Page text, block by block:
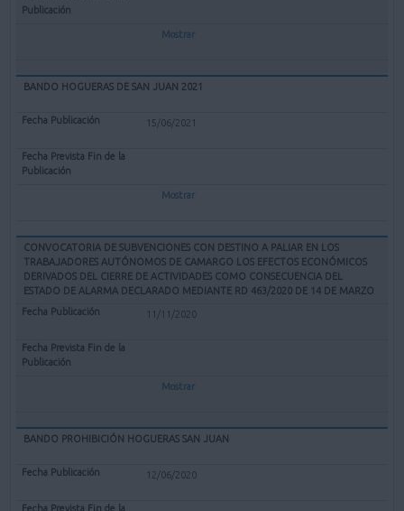
Mostrar
BANDO HOGUERAS DE SAN JUAN 2021
15/06/2021
Mostrar
CONVOCATORIA DE SUBVENCIONES CON DESTINO A PALIAR EN LOS
TRABAJADORES AUTÓNOMOS DE CAMARGO LOS EFECTOS ECONÓMICOS
DERIVADOS DEL CIERRE DE ACTIVIDADES COMO CONSECUENCIA DEL
ESTADO DE ALARMA DECLARADO MEDIANTE RD 463/2020 DE 14 DE MARZO
11/11/2020
Mostrar
BANDO PROHIBICIÓN HOGUERAS SAN JUAN
12/06/2020